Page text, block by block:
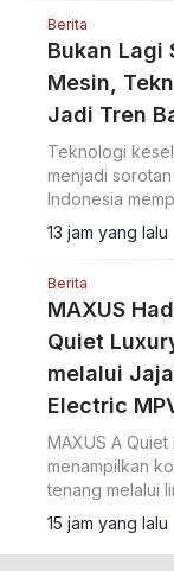
Berita
Bukan Lagi
Mesin,
Jadi Tren
Teknologi
menjadi
Indonesia
Sense, Think,
pengemudi.
13 jam yang lalu
Berita
MAXUS
Quiet
melalui
Electric
MAXUS A Quiet
menampilkan
tenang melalui
MIFA 7 dan
15 jam yang lalu